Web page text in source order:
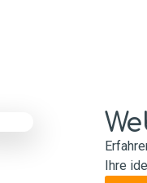
Ihre